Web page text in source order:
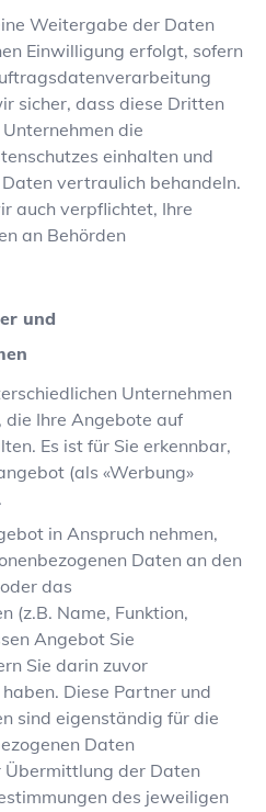
Weitergabe der Daten
Einwilligung erfolgt, sofern
sicher, dass diese Dritten
die
einhalten und
vertraulich behandeln.
auch verpflichtet, Ihre
an Behörden
und
Unternehmen
die Ihre Angebote auf
Es ist für Sie erkennbar,
(als «Werbung»
in Anspruch nehmen,
Daten an den
das
(z.B. Name, Funktion,
Angebot Sie
Sie darin zuvor
Diese Partner und
sind eigenständig für die
Daten
der Daten
des jeweiligen